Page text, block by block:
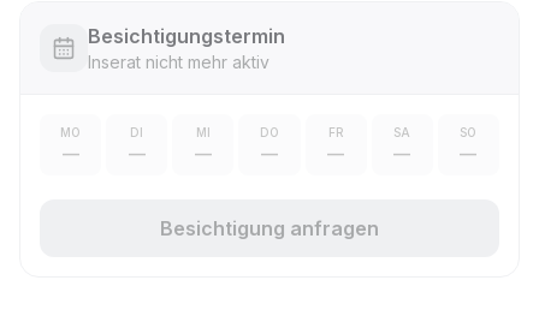
Besichtigungstermin
Inserat nicht mehr aktiv
MO
—
DI
—
MI
—
DO
—
FR
—
SA
—
SO
—
Besichtigung anfragen